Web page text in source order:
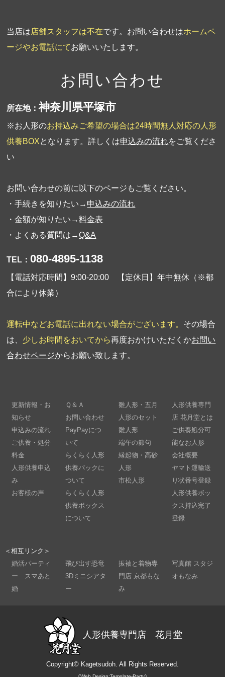
当店は店舗スタッフは不在です。お問い合わせはホームペ
ージやお電話にてお願いいたします。
お問い合わせ
所在地：神奈川県平塚市
※お人形のお持込みご希望の場合は24時間無人対応の人形
供養BOXとなります。詳しくは申込みの流れをご覧くださ
い
お問い合わせの前に以下のページもご覧ください。
・手続きを知りたい→ 申込みの流れ
・金額が知りたい→料金表
・よくある質問は→Q&A
TEL： 080-4895-1138
【電話対応時間】9:00-20:00 【定休日】年中無休（※都
合により休業）
運転中などお電話に出れない場合がございます。 その場合
は、 少しお時間をおいてから再度おかけいただくかお問い
合わせページからお願い致します。
更新情報・お
知らせ
申込みの流れ
ご供養・処分
料金
人形供養申込
み
お客様の声
Ｑ＆Ａ
お問い合わせ
PayPayにつ
いて
らくらく人形
供養パックに
ついて
らくらく人形
供養ボックス
について
雛人形・五月
人形のセット
雛人形
端午の節句
縁起物・高砂
人形
市松人形
人形供養専門
店 花月堂とは
ご供養処分可
能なお人形
会社概要
ヤマト運輸送
り状番号登録
人形供養ボッ
クス持込完了
登録
＜相互リンク＞
婚活パーティ
ー スマあと
婚
飛び出す恐竜
3Dミニシアタ
ー
振袖と着物専
門店 京都もな
み
写真館 スタジ
オもなみ
人形供養専門店 花月堂
Copyright© Kagetsudoh. All Rights Reserved.